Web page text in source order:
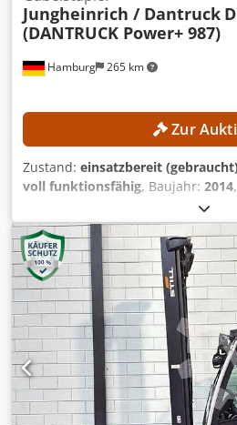
Hamburg 265 km
Jungheinrich / Dantruck
(DANTRUCK Power+ 987)
Zur
Zustand: einsatzbereit
voll funktionsfähig, Baujahr: 2014
,
Bauhöhe:2.910 mm,
Gabellänge: 1.800 mm,
Dcedpfxszrgh Aj Ai Njk Tragkraft:
Lastschwerpunkt: 600 mm
2.910 mm Gabellänge: 1.800 mm
Gabeldicke: 70 mm
MASCHINEN-DETAILS
Standard Abmessungen und
x H): 3.550 x 2.000 x 2.910 mm
Reifen vorne: Superelastik, 8,25-
Superelastik, 8,25-15